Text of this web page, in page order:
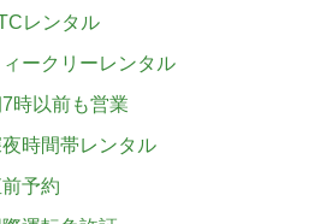
レンタル
ークリーレンタル
時以前も営業
時間帯レンタル
予約